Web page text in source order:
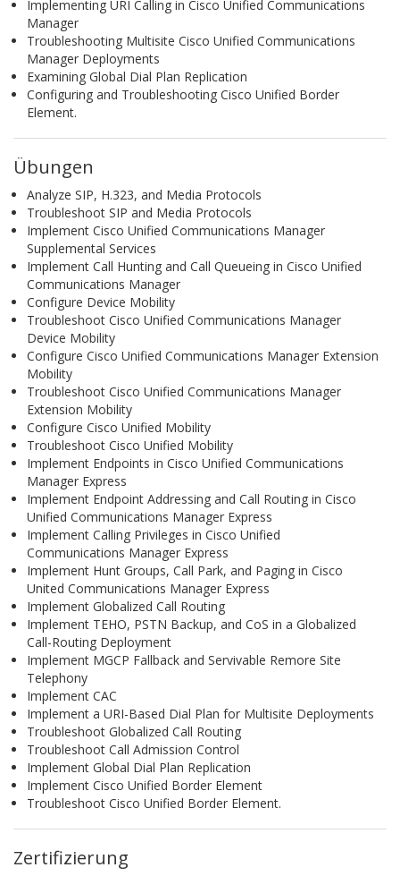
Implementing URI Calling in Cisco Unified Communications
Manager
Troubleshooting Multisite Cisco Unified Communications
Manager Deployments
Examining Global Dial Plan Replication
Configuring and Troubleshooting Cisco Unified Border
Element.
Übungen
Analyze SIP, H.323, and Media Protocols
Troubleshoot SIP and Media Protocols
Implement Cisco Unified Communications Manager
Supplemental Services
Implement Call Hunting and Call Queueing in Cisco Unified
Communications Manager
Configure Device Mobility
Troubleshoot Cisco Unified Communications Manager
Device Mobility
Configure Cisco Unified Communications Manager Extension
Mobility
Troubleshoot Cisco Unified Communications Manager
Extension Mobility
Configure Cisco Unified Mobility
Troubleshoot Cisco Unified Mobility
Implement Endpoints in Cisco Unified Communications
Manager Express
Implement Endpoint Addressing and Call Routing in Cisco
Unified Communications Manager Express
Implement Calling Privileges in Cisco Unified
Communications Manager Express
Implement Hunt Groups, Call Park, and Paging in Cisco
United Communications Manager Express
Implement Globalized Call Routing
Implement TEHO, PSTN Backup, and CoS in a Globalized
Call-Routing Deployment
Implement MGCP Fallback and Servivable Remore Site
Telephony
Implement CAC
Implement a URI-Based Dial Plan for Multisite Deployments
Troubleshoot Globalized Call Routing
Troubleshoot Call Admission Control
Implement Global Dial Plan Replication
Implement Cisco Unified Border Element
Troubleshoot Cisco Unified Border Element.
Zertifizierung